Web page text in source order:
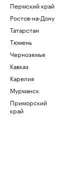
Пермский край
Ростов-на-Дону
Татарстан
Тюмень
Черноземье
Кавказ
Карелия
Мурманск
Приморский
край